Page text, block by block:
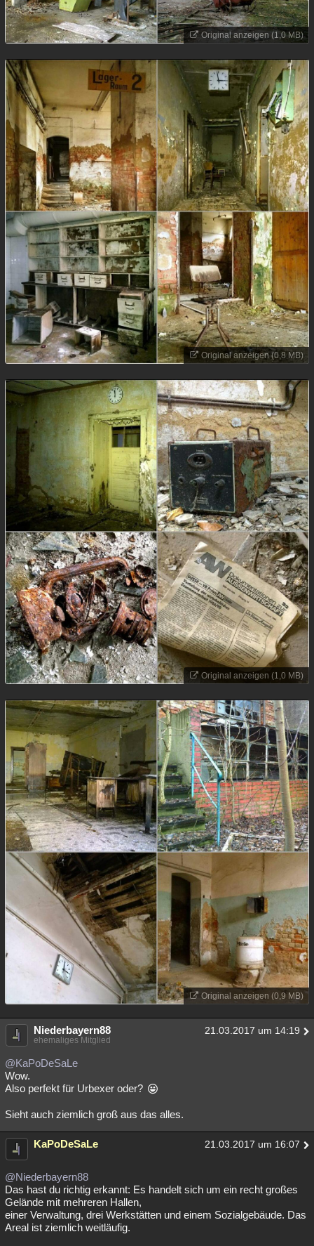
Original anzeigen (1,0 MB)
Original anzeigen (0,8 MB)
Original anzeigen (1,0 MB)
Original anzeigen (0,9 MB)
Niederbayern88 21.03.2017 um 14:19
ehemaliges Mitglied
@KaPoDeSaLe
Wow.
Also perfekt für Urbexer oder?
Sieht auch ziemlich groß aus das alles.
KaPoDeSaLe 21.03.2017 um 16:07
@Niederbayern88
Das hast du richtig erkannt: Es handelt sich um ein recht großes
Gelände mit mehreren Hallen,
einer Verwaltung, drei Werkstätten und einem Sozialgebäude. Das
Areal ist ziemlich weitläufig.